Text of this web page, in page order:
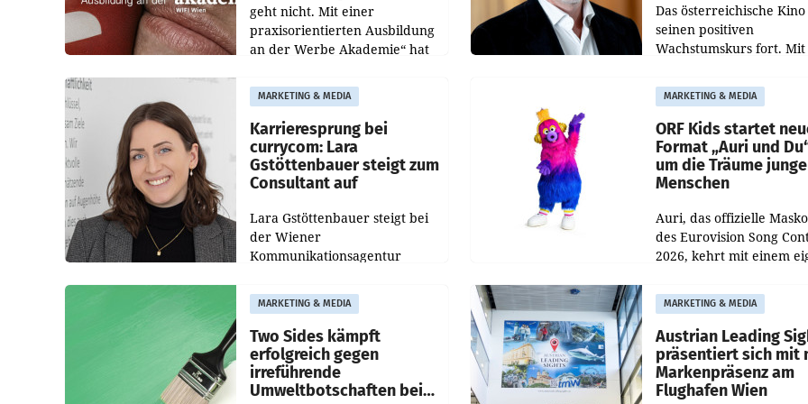
geht nicht. Mit einer
praxisorientierten Ausbildung
an der Werbe Akademie“ hat
WIFI Wien eine neue
Imagekampagne gestartet.
Das österreichische Kino
seinen positiven
Wachstumskurs fort.
und Besucher höheren
Nettoreichweite im ersten
Halbjahr 2026
MARKETING & MEDIA
Karrieresprung bei
currycom: Lara
Gstöttenbauer steigt zum
Consultant auf
Lara Gstöttenbauer steigt bei
der Wiener
Kommunikationsagentur
partners zum Consultant auf.
Die 27-jährige Beraterin
betreut Kundinnen und
Kunden in den Bereichen
MARKETING & MEDIA
ORF Kids startet
Format „Auri und
um die Träume
Menschen
Auri, das offizielle
des Eurovision Song
2026, kehrt mit einem
zurück. In der neuen
„Auri und Du“ bei ORF
steht
MARKETING & MEDIA
Two Sides kämpft
erfolgreich gegen
irreführende
Umweltbotschaften beim
MARKETING & MEDIA
Austrian Leading
präsentiert sich mit
Markenpräsenz am
Flughafen Wien